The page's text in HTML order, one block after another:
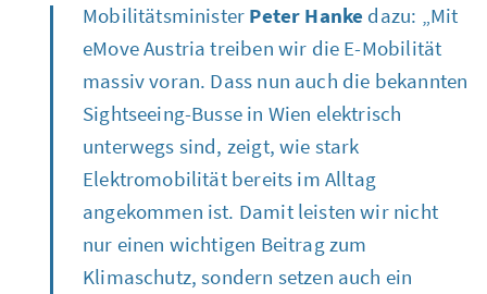
Mobilitätsminister Peter Hanke dazu: „Mit
eMove Austria treiben wir die E-Mobilität
massiv voran. Dass nun auch die bekannten
Sightseeing-Busse in Wien elektrisch
unterwegs sind, zeigt, wie stark
Elektromobilität bereits im Alltag
angekommen ist. Damit leisten wir nicht
nur einen wichtigen Beitrag zum
Klimaschutz, sondern setzen auch ein